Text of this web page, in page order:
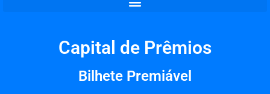
Capital de Prêmios
Bilhete Premiável